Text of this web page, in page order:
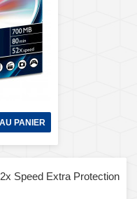
PANIER
Speed Extra Protection